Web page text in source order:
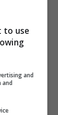
to use
and
and